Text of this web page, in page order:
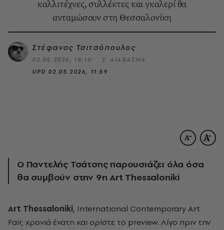
καλλιτέχνες, συλλέκτες και γκαλερί θα
ανταμώσουν στη Θεσσαλονίκη
Στέφανος Τσιτσόπουλος
02.05.2026, 18:10
2’ ΔΙΑΒΑΣΜΑ
UPD 02.05.2026, 11:59
Ο Παντελής Τσάτσης παρουσιάζει όλα όσα
θα συμβούν στην 9η Art Thessaloniki
Art Thessaloniki, International Contemporary Art
Fair, χρονιά ένατη και ορίστε το preview. Λίγο πριν την